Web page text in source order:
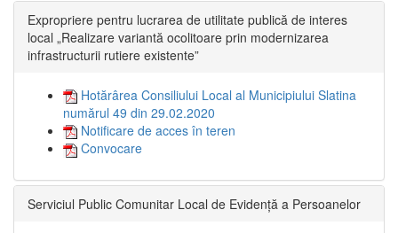
Expropriere pentru lucrarea de utilitate publică de interes
local „Realizare variantă ocolitoare prin modernizarea
infrastructurii rutiere existente”
Hotărârea Consiliului Local al Municipiului Slatina
numărul 49 din 29.02.2020
Notificare de acces în teren
Convocare
Serviciul Public Comunitar Local de Evidență a Persoanelor